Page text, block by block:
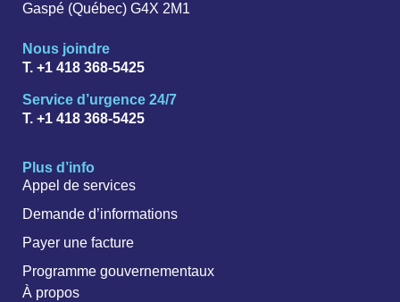
Gaspé (Québec) G4X 2M1
Nous joindre
T. +1 418 368-5425
Service d’urgence 24/7
T. +1 418 368-5425
Plus d’info
Appel de services
Demande d’informations
Payer une facture
Programme gouvernementaux
À propos